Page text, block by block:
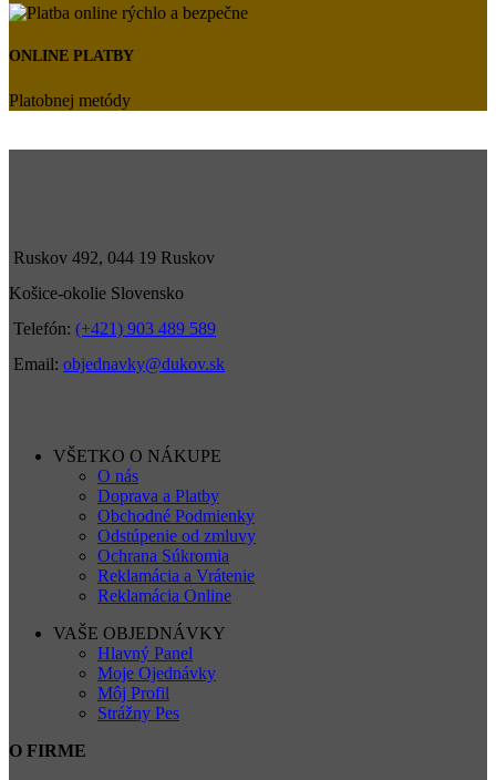
ONLINE PLATBY
Platobnej metódy
Ruskov 492, 044 19 Ruskov
Košice-okolie Slovensko
Telefón: (+421) 903 489 589
Email: objednavky@dukov.sk
VŠETKO O NÁKUPE
O nás
Doprava a Platby
Obchodné Podmienky
Odstúpenie od zmluvy
Ochrana Súkromia
Reklamácia a Vrátenie
Reklamácia Online
VAŠE OBJEDNÁVKY
Hlavný Panel
Moje Ojednávky
Môj Profil
Strážny Pes
O FIRME